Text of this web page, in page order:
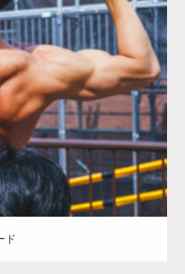
AKIHITO(細マッチョ) 背中
ド